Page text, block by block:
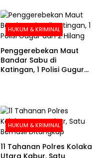
HUKUM & KRIMINAL
Penggerebekan Maut
Bandar Sabu di
Katingan, 1 Polisi Gugur
HUKUM & KRIMINAL
11 Tahanan Polres Kolaka
Utara Kabur, Satu